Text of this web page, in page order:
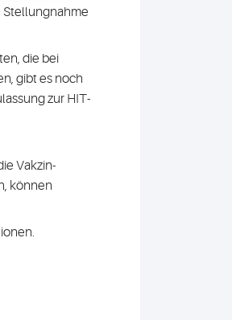
Stellungnahme
die bei
gibt es noch
zur HIT-
Vakzin-
können